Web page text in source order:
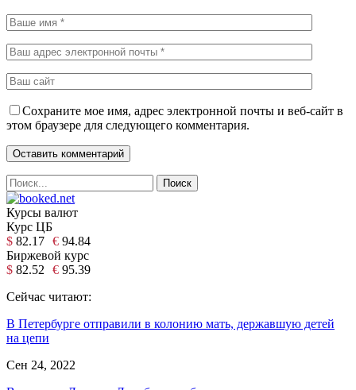
Сохраните мое имя, адрес электронной почты и веб-сайт в
этом браузере для следующего комментария.
Курсы валют
Курс ЦБ
$ 82.17 € 94.84
Биржевой курс
$ 82.52 € 95.39
Сейчас читают:
В Петербурге отправили в колонию мать, державшую детей
на цепи
Сен 24, 2022